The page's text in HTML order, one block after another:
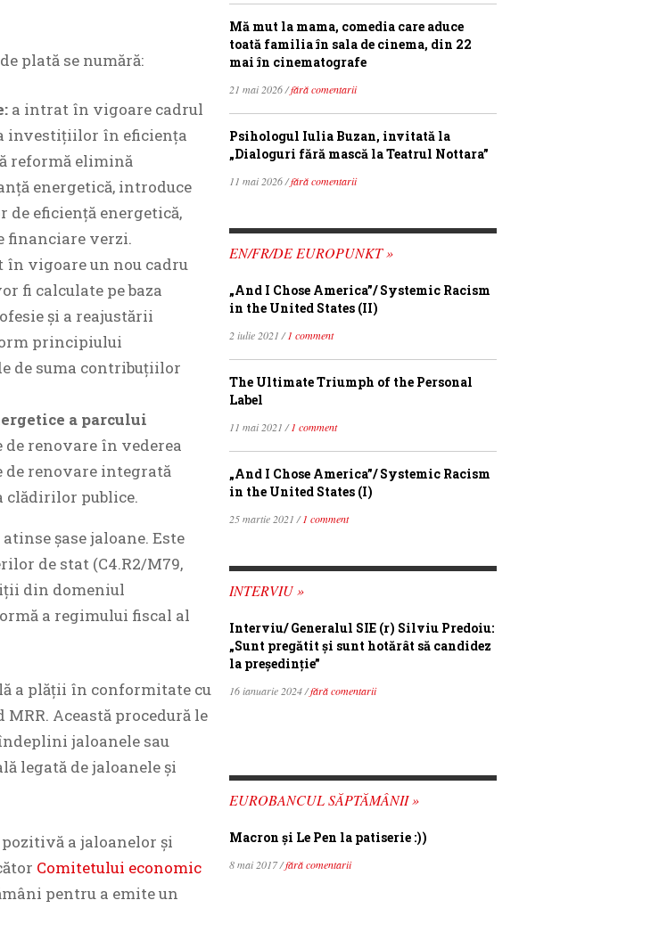
plată se numără:
a intrat în vigoare cadrul
investițiilor în eficiența
reformă elimină
energetică, introduce
eficiență energetică,
financiare verzi.
în vigoare un nou cadru
fi calculate pe baza
și a reajustării
principiului
de suma contribuțiilor
a parcului
renovare în vederea
renovare integrată
clădirilor publice.
șase jaloane. Este
de stat (C4.R2/M79,
din domeniul
a regimului fiscal al
a plății în conformitate cu
Această procedură le
jaloanele sau
legată de jaloanele și
a jaloanelor și
Comitetului economic
pentru a emite un
Mă mut la mama, comedia care aduce
toată familia în sala de cinema, din 22
mai în cinematografe
21 mai 2026 /fără comentarii
Psihologul Iulia Buzan, invitată la
„Dialoguri fără mască la Teatrul Nottara”
11 mai 2026 /fără comentarii
EN/FR/DE EUROPUNKT »
„And I Chose America”/ Systemic Racism
in the United States (II)
2 iulie 2021 /1 comment
The Ultimate Triumph of the Personal
Label
11 mai 2021 /1 comment
„And I Chose America”/ Systemic Racism
in the United States (I)
25 martie 2021 /1 comment
INTERVIU »
Interviu/ Generalul SIE (r) Silviu Predoiu:
„Sunt pregătit și sunt hotărât să candidez
la președinție”
16 ianuarie 2024 /fără comentarii
EUROBANCUL SĂPTĂMÂNII »
Macron şi Le Pen la patiserie :))
8 mai 2017 /fără comentarii